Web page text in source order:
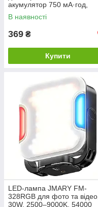
акумулятор 750 мА·год,
2700K–6500K, пластик, 3
режими, біле
В наявності
369 ₴
Купити
LED-лампа JMARY FM-
328RGB для фото та відео,
30W, 2500–9000K, 54000